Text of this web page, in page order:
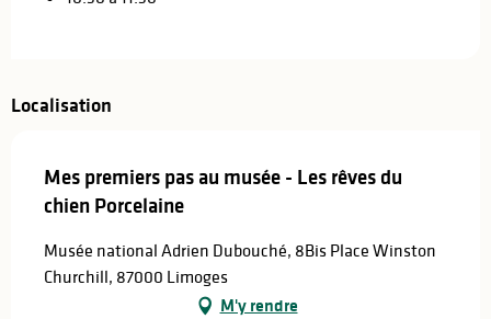
Localisation
Mes premiers pas au musée - Les rêves du
chien Porcelaine
Musée national Adrien Dubouché, 8Bis Place Winston
Churchill, 87000 Limoges
M'y rendre